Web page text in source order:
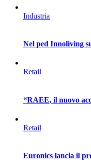
Industria
Nel ped Innoliving
Retail
“RAEE, il nuovo
Retail
Euronics lancia il